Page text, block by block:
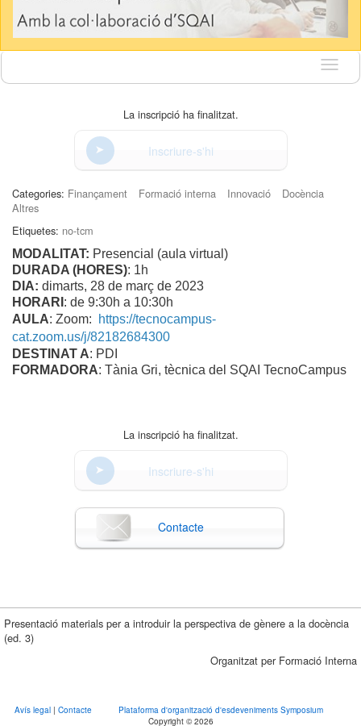
Idioma
La inscripció ha finalitzat.
Inscriure-s'hi
Categories: Finançament Formació interna Innovació
Docència
Altres
Etiquetes: no-tcm
MODALITAT: Presencial (aula virtual)
DURADA (HORES): 1h
DIA: dimarts, 28 de març de 2023
HORARI : de 9:30h a 10:30h
AULA: Zoom:
https://tecnocampus-
cat.zoom.us/j/82182684300
DESTINAT A: PDI
FORMADORA: Tània Gri, tècnica del SQAI TecnoCampus
La inscripció ha finalitzat.
Inscriure-s'hi
Contacte
Presentació materials per a introduir la perspectiva de gènere a la docència
(ed. 3)
Organitzat per Formació Interna
Avís legal | Contacte
Plataforma d'organització d'esdeveniments Symposium
Copyright © 2026